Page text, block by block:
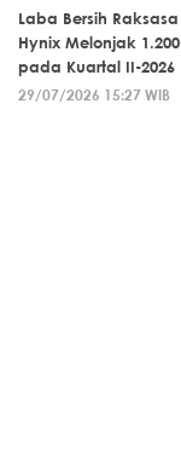
Laba Bersih
Hynix Melonjak 1.200
pada Kuartal II-2026
29/07/2026 15:27 WIB